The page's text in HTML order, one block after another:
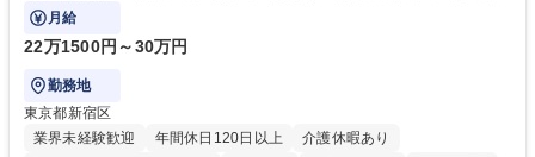
ております！ ※下記業務詳細
月給
22万1500円～30万円
勤務地
東京都新宿区
業界未経験歓迎
年間休日120日以上
介護休暇あり